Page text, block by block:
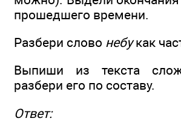
прошедшего времени.
Разбери слово небукак
Выпиши из текста
разбери его по составу.
Ответ: